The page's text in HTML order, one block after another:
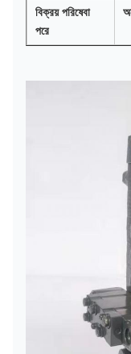
বিক্রয় পরিষেবা
পরে